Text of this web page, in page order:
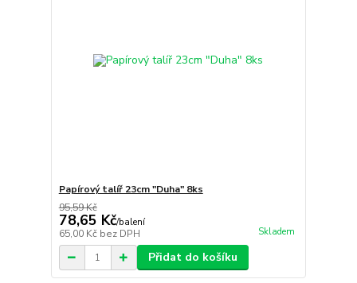
Papírový talíř 23cm "Duha" 8ks
95,59 Kč
78,65 Kč/balení
65,00 Kč bez DPH Skladem
Přidat do košíku